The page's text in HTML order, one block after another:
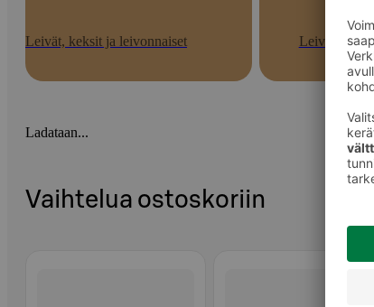
Leivät, keksit ja leivonnaiset Leivät
Ladataan...
Vaihtelua ostoskoriin